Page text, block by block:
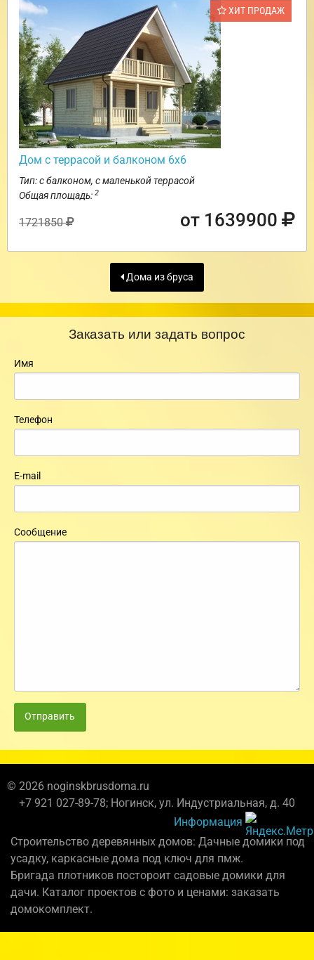
ХИТ ПРОДАЖ
Дом с террасой и балконом 6х6
Тип: с балконом, с маленькой террасой
Общая площадь: 2
1721850 от 1639900
Дома из бруса
Заказать или задать вопрос
Имя
Телефон
E-mail
Сообщение
Отправить
© 2026 noginskbrusdoma.ru
+7 921 027-89-78; Ногинск, ул. Индустриальная, д. 40
Информация
Строительство деревянных домов: Дачные домики под
усадку, каркасные дома под ключ для пмж.
Бригада плотников постороит садовые домики для
дачи. Каталог проектов с фото и ценами: заказать
домокомплект.